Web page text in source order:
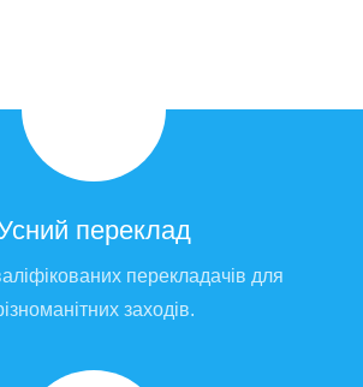
переклад
перекладачів для
заходів.